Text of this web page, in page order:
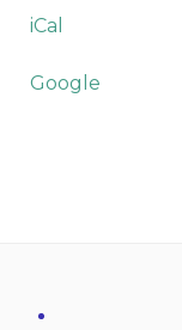
iCal
Google